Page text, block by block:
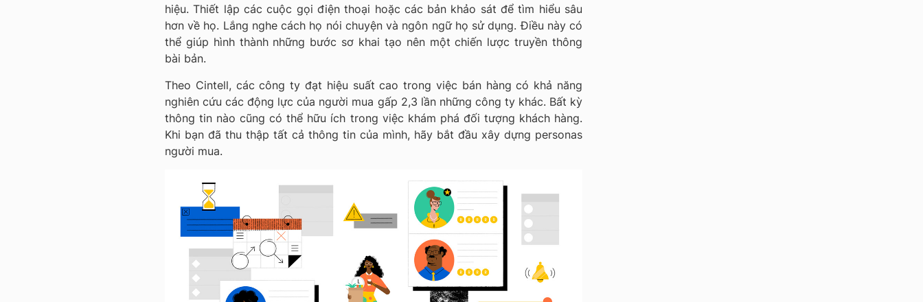
hiệu. Thiết lập các cuộc gọi điện thoại hoặc các bản khảo sát để tìm hiểu sâu
hơn về họ. Lắng nghe cách họ nói chuyện và ngôn ngữ họ sử dụng. Điều này có
thể giúp hình thành những bước sơ khai tạo nên một chiến lược truyền thông
bài bản.
Theo Cintell, các công ty đạt hiệu suất cao trong việc bán hàng có khả năng
nghiên cứu các động lực của người mua gấp 2,3 lần những công ty khác. Bất kỳ
thông tin nào cũng có thể hữu ích trong việc khám phá đối tượng khách hàng.
Khi bạn đã thu thập tất cả thông tin của mình, hãy bắt đầu xây dựng personas
người mua.